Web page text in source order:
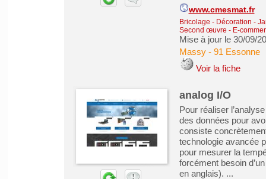
www.cmesmat.fr
Bricolage - Décoration -
Second œuvre - E-
Mise à jour le 30/09/
Massy- 91 Essonne
Voir la fiche
analog I/O
Pour réaliser
des données pour
consiste
technologie avancée
pour mesurer la
forcément besoin
en anglais). ...